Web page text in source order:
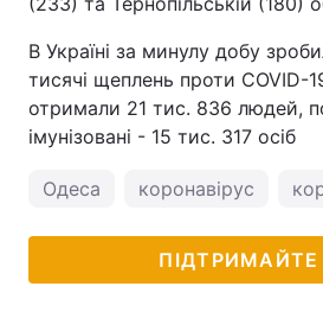
В Україні за минулу добу
тисячі щеплень проти COVID-
отримали 21 тис. 836 людей,
імунізовані - 15 тис. 317 осіб
Одеса коронавірус
ПІДТРИМАЙТЕ